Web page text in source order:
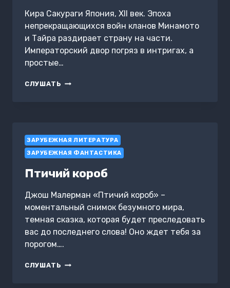
Кира Сакураги Япония, XII век. Эпоха
непрекращающихся войн кланов Минамото
и Тайра раздирает страну на части.
Императорский двор погряз в интригах, а
простые…
СЛУШАТЬ ЛЕГЕНДА
ЗАРУБЕЖНАЯ ЛИТЕРАТУРА
ЗАРУБЕЖНАЯ ФАНТАСТИКА
Птичий короб
Джош Малерман «Птичий короб» –
моментальный снимок безумного мира,
темная сказка, которая будет преследовать
вас до последнего слова! Оно ждет тебя за
порогом….
СЛУШАТЬ ПТИЧИЙ